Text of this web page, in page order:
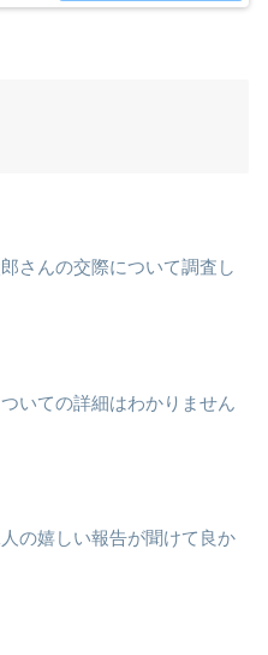
さんの交際について調査し
いての詳細はわかりません
の嬉しい報告が聞けて良か